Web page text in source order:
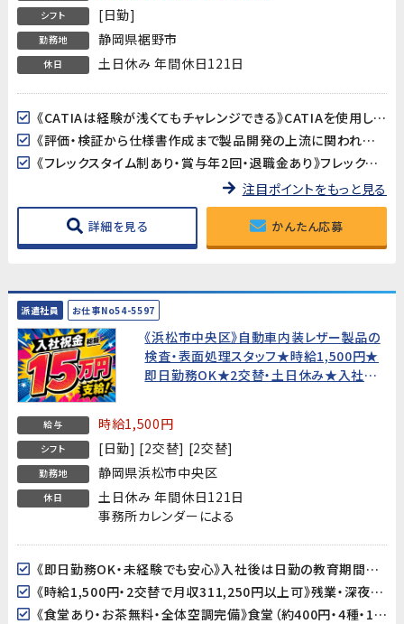
シフト [日勤]
勤務地 静岡県裾野市
休日 土日休み 年間休日121日
《CATIAは経験が浅くてもチャレンジできる》CATIAを使用した3Dモデルの確認や仕様書への画像貼り付けなど、高度な設計作業ではありません。基本操作は入社後に丁寧に教えてもらえるので、経験が浅い方でも安心です。
《評価・検証から仕様書作成まで製品開発の上流に関われる》ワイパー・パワーウィンドウ・サンルーフなど身近な自動車部品の評価・検証がメイン業務。品質保証や開発エンジニア、PLへのキャリアアップも目指せるポジションです。
《フレックスタイム制あり・賞与年2回・退職金あり》フレックスタイム制で柔軟な働き方が可能。賞与年2回・昇給・退職金と待遇も充実。正社員として安定したキャリアを築けます。
注目ポイントをもっと見る
詳細を見る かんたん応募
派遣社員 お仕事No54-5597
《浜松市中央区》自動車内装レザー製品の
検査・表面処理スタッフ★時給1,500円★
即日勤務OK★2交替・土日休み★入社祝
給与 時給1,500円
シフト [日勤] [2交替] [2交替]
勤務地 静岡県浜松市中央区
休日
土日休み 年間休日121日
事務所カレンダーによる
《即日勤務OK・未経験でも安心》入社後は日勤の教育期間からスタートするので、2交替勤務が初めての方でも安心してスタートできます。工場未経験の方も大歓迎です。
《時給1,500円・2交替で月収311,250円以上可》残業・深夜手当が加算され、月収311,250円以上を目指せます（所定21.25日・残業25h・深夜25hの場合）。
《食堂あり・お茶無料・全体空調完備》食堂（約400円・4種・11:30〜13:30）が利用できます。お茶も無料。空調完備の環境ですが、作業場によっては暑さを感じる場合があります。